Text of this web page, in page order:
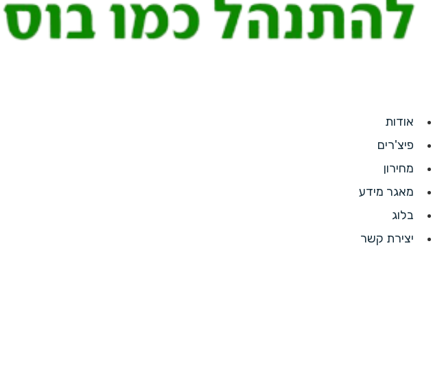
אודות
פיצ'רים
מחירון
מאגר מידע
בלוג
יצירת קשר